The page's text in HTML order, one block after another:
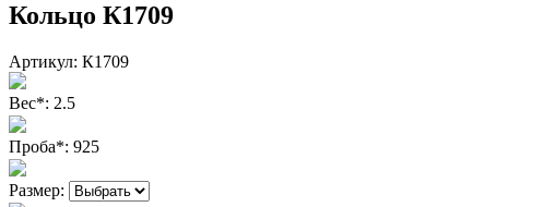
Кольцо К1709
Артикул: К1709
Вес*: 2.5
Проба*: 925
Размер: